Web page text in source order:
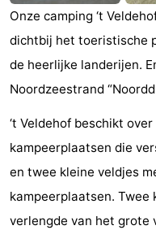
Zien
&
doen
Bezienswaardigheden
-
Musea
-
Monumenten
-
Molens
-
Onze camping ‘t
dichtbij het toeristische
de heerlijke landerijen.
Noordzeestrand
‘t Veldehof beschikt
kampeerplaatsen die
en twee kleine veldjes
kampeerplaatsen.
verlengde van het grote